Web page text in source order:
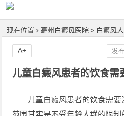
现在位置 亳州白癜风医院 > 白癜风
儿童白癜风患者的饮食需
发
A+
儿童白癜风患者的饮食需要
范围其实是不受年龄人群的限